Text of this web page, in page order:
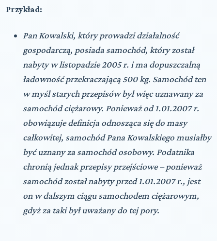
Przykład:
Pan Kowalski, który prowadzi działalność
gospodarczą, posiada samochód, który został
nabyty w listopadzie 2005 r. i ma dopuszczalną
ładowność przekraczającą 500 kg. Samochód ten
w myśl starych przepisów był więc uznawany za
samochód ciężarowy. Ponieważ od 1.01.2007 r.
obowiązuje definicja odnosząca się do masy
całkowitej, samochód Pana Kowalskiego musiałby
być uznany za samochód osobowy. Podatnika
chronią jednak przepisy przejściowe – ponieważ
samochód został nabyty przed 1.01.2007 r., jest
on w dalszym ciągu samochodem ciężarowym,
gdyż za taki był uważany do tej pory.